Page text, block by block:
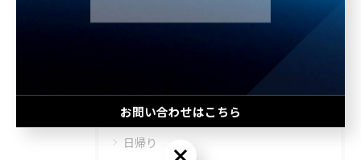
社員旅行
日帰り
お問い合わせはこちら
お問い合わせはこちら